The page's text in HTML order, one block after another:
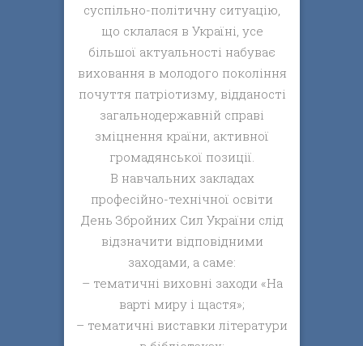
суспільно-політичну ситуацію,
що склалася в Україні, усе
більшої актуальності набуває
виховання в молодого покоління
почуття патріотизму, відданості
загальнодержавній справі
зміцнення країни, активної
громадянської позиції.
В навчальних закладах
професійно-технічної освіти
День Збройних Сил України слід
відзначити відповідними
заходами, а саме:
– тематичні виховні заходи «На
варті миру і щастя»;
– тематичні виставки літератури